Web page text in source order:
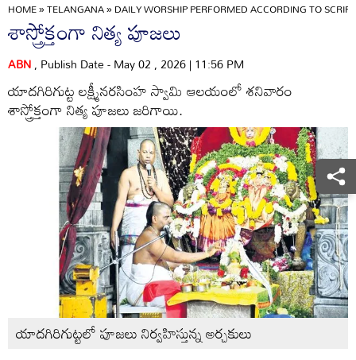
HOME»TELANGANA»DAILY WORSHIP PERFORMED ACCORDING TO
శాస్త్రోక్తంగా నిత్య పూజలు
ABN, Publish Date - May 02 , 2026 | 11:56 PM
యాదగిరిగుట్ట లక్ష్మీనరసింహ స్వామి ఆలయంలో శనివారం
శాస్త్రోక్తంగా నిత్య పూజలు జరిగాయి.
యాదగిరిగుట్టలో పూజలు నిర్వహిస్తున్న అర్చకులు